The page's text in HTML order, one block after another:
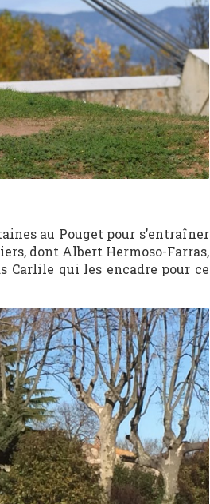
au Pouget pour s’entraîner
dont Albert Hermoso-Farras,
Carlile qui les encadre pour ce